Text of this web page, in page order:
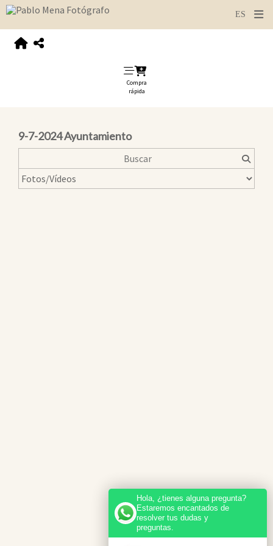
Compra
rápida
9-7-2024 Ayuntamiento
Hola, ¿tienes alguna pregunta?
Estaremos encantados de
resolver tus dudas y
preguntas.